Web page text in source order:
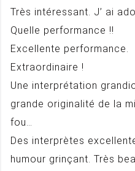
Très intéressant. J’ ai
Quelle performance !!
Excellente performance.
Extraordinaire !
Une interprétation
grande originalité de la
fou…
Des interprètes
humour grinçant. Très